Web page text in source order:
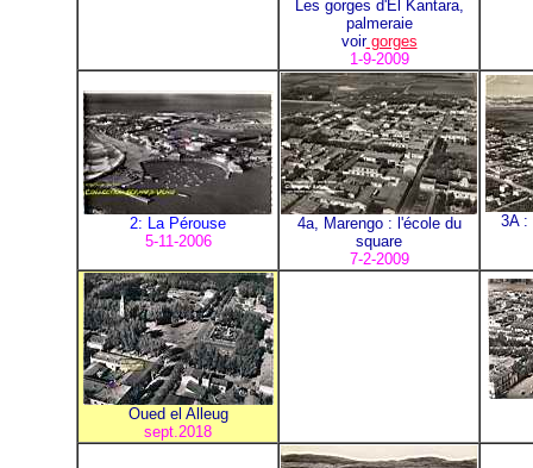
Les gorges d'El Kantara,
palmeraie
voirgorges
1-9-2009
2: La Pérouse
5-11-2006
4a, Marengo : l'école du
square
7-2-2009
3A :
Oued el Alleug
sept.2018